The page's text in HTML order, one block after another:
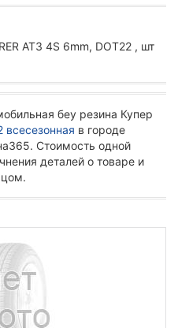
AT3 4S 6mm, DOT22 , шт
беу резина Купер
всесезонная в городе
Стоимость одной
деталей о товаре и